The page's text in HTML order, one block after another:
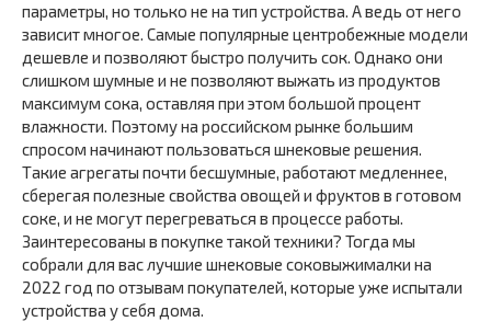
параметры, но только не на тип устройства. А ведь от него
зависит многое. Самые популярные центробежные модели
дешевле и позволяют быстро получить сок. Однако они
слишком шумные и не позволяют выжать из продуктов
максимум сока, оставляя при этом большой процент
влажности. Поэтому на российском рынке большим
спросом начинают пользоваться шнековые решения.
Такие агрегаты почти бесшумные, работают медленнее,
сберегая полезные свойства овощей и фруктов в готовом
соке, и не могут перегреваться в процессе работы.
Заинтересованы в покупке такой техники? Тогда мы
собрали для вас лучшие шнековые соковыжималки на
2022 год по отзывам покупателей, которые уже испытали
устройства у себя дома.